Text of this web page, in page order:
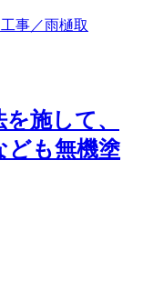
施して、
ども無機塗